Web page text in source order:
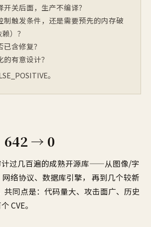
关后面，生产不编译？
触发条件，还是需要预先的内存破
）？
含修复？
有意设计？
。
642 → 0
计过几百遍的成熟开源库——从图像/字
网络协议、数据库引擎， 再到几个较新
共同点是：代码量大、攻击面广、历史
CVE。